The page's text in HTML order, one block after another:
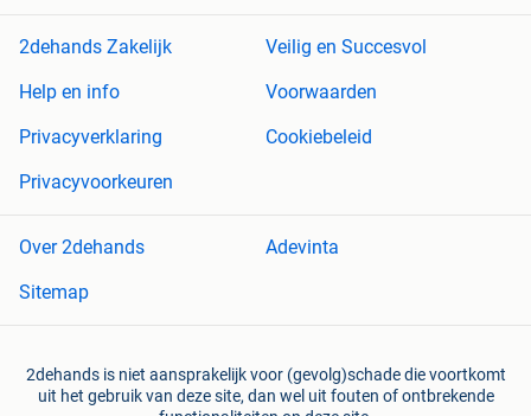
2dehands Zakelijk
Veilig en Succesvol
Help en info
Voorwaarden
Privacyverklaring
Cookiebeleid
Privacyvoorkeuren
Over 2dehands
Adevinta
Sitemap
2dehands is niet aansprakelijk voor (gevolg)schade die voortkomt
uit het gebruik van deze site, dan wel uit fouten of ontbrekende